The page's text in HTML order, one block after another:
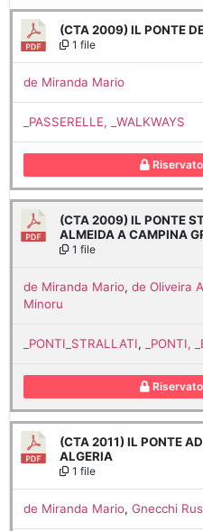
(CTA 2009) IL PONTE
1 file
de Miranda Mario
_PASSERELLE, _WALKWAYS
Riservato
(CTA 2009) IL PONTE
ALMEIDA A CAMPINA
1 file
de Miranda Mario, de Oliveira
Minoru
_PONTI_STRALLATI, _PONTI,
Riservato
(CTA 2011) IL PONTE
ALGERIA
1 file
de Miranda Mario, Gnecchi